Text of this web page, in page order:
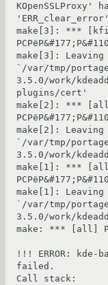
KOpenSSLProxy'
'ERR_clear_error'
make[3]: ***
make[3]:
`/var/tmp/
3.5.0/work/
plugins/cert'
make[2]: ***
make[2]:
`/var/tmp/
3.5.0/work/
make[1]: ***
make[1]:
`/var/tmp/
3.5.0/work/
make: *** [all]
!!! ERROR: kde-
failed.
Call stack: